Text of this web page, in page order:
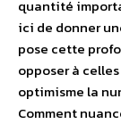
quantité
ici de donner
pose cette
opposer à
optimisme la
Comment